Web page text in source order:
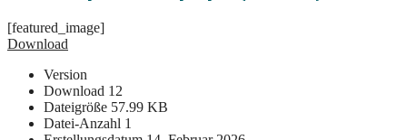
[featured_image]
Download
Version
Download 12
Dateigröße 57.99 KB
Datei-Anzahl 1